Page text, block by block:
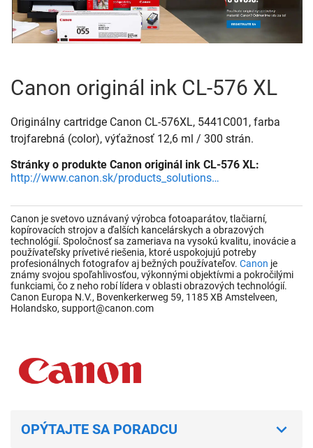
Canon originál ink CL-576 XL
Originálny cartridge Canon CL-576XL, 5441C001, farba
trojfarebná (color), výťažnosť 12,6 ml / 300 strán.
Stránky o produkte Canon originál ink CL-576 XL:
http://www.canon.sk/products_solutions/index.aspx
Canon je svetovo uznávaný výrobca fotoaparátov, tlačiarní,
kopírovacích strojov a ďalších kancelárskych a obrazových
technológií. Spoločnosť sa zameriava na vysokú kvalitu, inovácie a
používateľsky prívetivé riešenia, ktoré uspokojujú potreby
profesionálnych fotografov aj bežných používateľov. Canon je
známy svojou spoľahlivosťou, výkonnými objektívmi a pokročilými
funkciami, čo z neho robí lídera v oblasti obrazových technológií.
Canon Europa N.V., Bovenkerkerweg 59, 1185 XB Amstelveen,
Holandsko, support@canon.com
OPÝTAJTE SA PORADCU